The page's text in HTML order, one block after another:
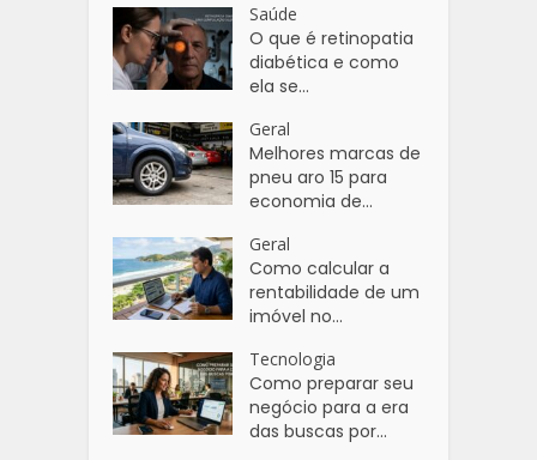
Saúde
O que é retinopatia
diabética e como
ela se...
Geral
Melhores marcas de
pneu aro 15 para
economia de...
Geral
Como calcular a
rentabilidade de um
imóvel no...
Tecnologia
Como preparar seu
negócio para a era
das buscas por...